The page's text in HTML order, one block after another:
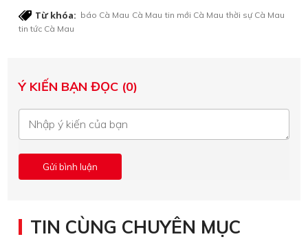
Từ khóa: báo Cà Mau Cà Mau tin mới Cà Mau thời sự Cà Mau
tin tức Cà Mau
Ý KIẾN BẠN ĐỌC (0)
TIN CÙNG CHUYÊN MỤC